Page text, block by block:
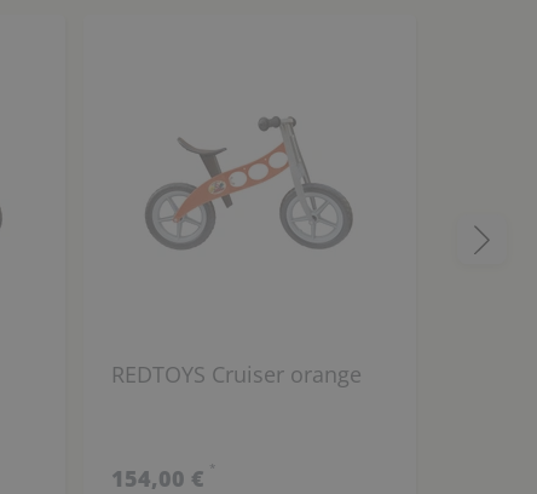
REDTOYS Cruiser orange
154,00 € *